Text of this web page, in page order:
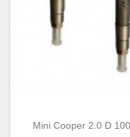
Mini Cooper 2.0 D